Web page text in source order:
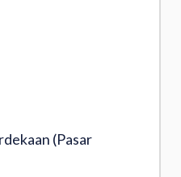
(Pasar